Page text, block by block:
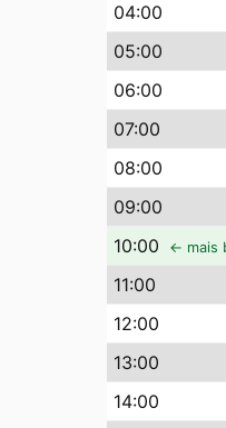
04:00
05:00
06:00
07:00
08:00
09:00
10:00 ← mais
11:00
12:00
13:00
14:00